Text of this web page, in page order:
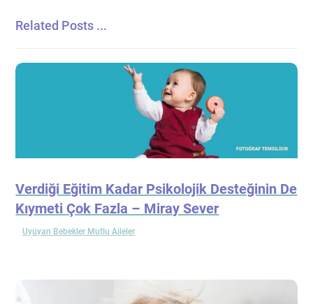
Related Posts ...
Verdiği Eğitim Kadar Psikolojik Desteğinin De
Kıymeti Çok Fazla – Miray Sever
Uyuyan Bebekler Mutlu Aileler